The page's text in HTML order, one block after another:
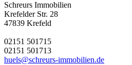
Schreurs Immobilien
Krefelder Str. 28
47839 Krefeld
02151 501715
02151 501713
huels@schreurs-immobilien.de